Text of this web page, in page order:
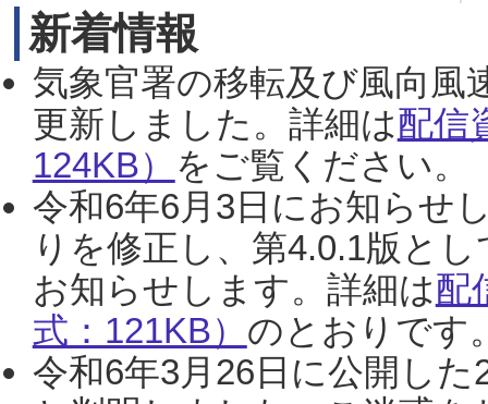
新着情報
気象官署の移転及び風向風
更新しました。詳細は配信
124KB） をご覧ください。
令和6年6月3日にお知らせ
りを修正し、第4.0.1版と
お知らせします。詳細は配
式：121KB） のとおりです
令和6年3月26日に公開し